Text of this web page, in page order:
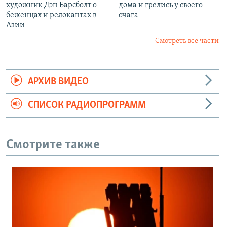
художник Дэн Барсболт о
беженцах и релокантах в
Азии
дома и грелись у своего
очага
Смотреть все части
АРХИВ ВИДЕО
СПИСОК РАДИОПРОГРАММ
Смотрите также